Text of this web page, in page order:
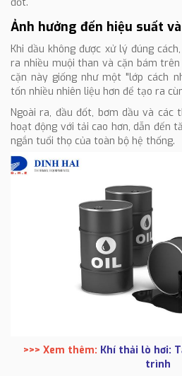
Ảnh hưởng đến hiệu suất
Khi dầu không được xử lý đúng
ra nhiều muội than và cặn bám
cặn này giống như một "lớp cách
tốn nhiều nhiên liệu hơn để tạo ra
Ngoài ra, đầu đốt, bơm dầu và các
hoạt động với tải cao hơn, dẫn đến
ngắn tuổi thọ của toàn bộ hệ thống.
>>> Xem thêm: Khí thải lò hơi:
trình